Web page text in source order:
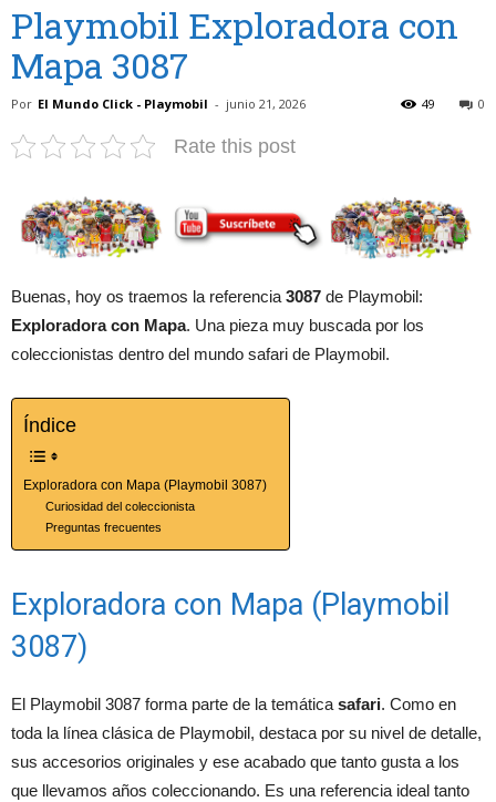
Playmobil Exploradora con
Mapa 3087
Por El Mundo Click - Playmobil - junio 21, 2026 0
49
Rate this post
Buenas, hoy os traemos la referencia 3087 de Playmobil:
Exploradora con Mapa. Una pieza muy buscada por los
coleccionistas dentro del mundo safari de Playmobil.
Índice
Exploradora con Mapa (Playmobil 3087)
Curiosidad del coleccionista
Preguntas frecuentes
Exploradora con Mapa (Playmobil
3087)
El Playmobil 3087 forma parte de la temática safari. Como en
toda la línea clásica de Playmobil, destaca por su nivel de detalle,
sus accesorios originales y ese acabado que tanto gusta a los
que llevamos años coleccionando. Es una referencia ideal tanto